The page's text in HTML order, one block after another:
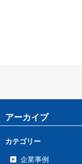
アーカイブ
カテゴリー
企業事例